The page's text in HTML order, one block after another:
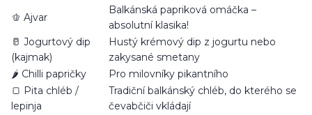
🫑 Ajvar
Balkánská papriková omáčka –
absolutní klasika!
🥛 Jogurtový dip
(kajmak)
Hustý krémový dip z jogurtu nebo
zakysané smetany
🌶️ Chilli papričky
Pro milovníky pikantního
🍞 Pita chléb /
lepinja
Tradiční balkánský chléb, do kterého se
čevabčiči vkládají